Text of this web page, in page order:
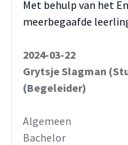
Met behulp van het
meerbegaafde
2024-03-22
Grytsje Slagman
(Begeleider)
Algemeen
Bachelor